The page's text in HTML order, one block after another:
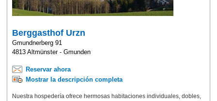
Berggasthof Urzn
Gmundnerberg 91
4813 Altmünster - Gmunden
Reservar ahora
Mostrar la descripción completa
Nuestra hospedería ofrece hermosas habitaciones individuales, dobles,